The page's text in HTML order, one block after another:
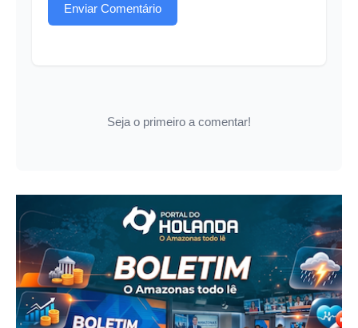
Enviar Comentário
Seja o primeiro a comentar!